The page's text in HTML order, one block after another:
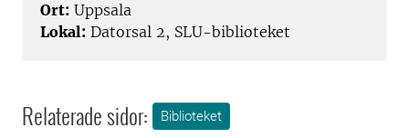
Ort: Uppsala
Lokal: Datorsal 2, SLU-biblioteket
Relaterade sidor: Biblioteket